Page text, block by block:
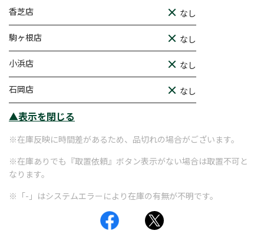
香芝店 なし
駒ヶ根店 なし
小浜店 なし
石岡店 なし
▲表示を閉じる
※在庫反映に時間差があるため、品切れの場合がございます。
※在庫ありでも『取置依頼』ボタン表示がない場合は取置不可と
なります。
※「-」はシステムエラーにより在庫の有無が不明です。